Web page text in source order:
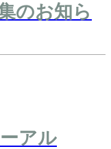
のお知ら
アル